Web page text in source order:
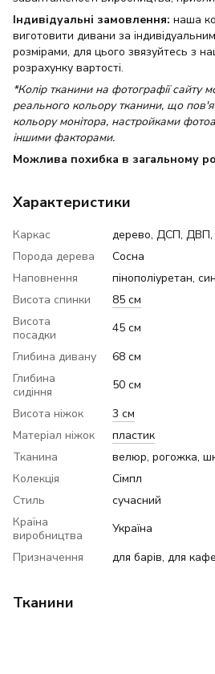
Індивідуальні замовлення: наша
виготовити дивани за
розмірами, для цього звязуйтесь з
розрахунку вартості.
*Колір тканини на фотографії сайту
реального кольору тканини, що
кольору монітора, настройками
іншими факторами.
Можлива похибка в загальному
Характеристики
Каркас
дерево, ДСП, ДВП,
Порода дерева
Сосна
Наповнення
пінополіуретан,
Висота спинки
85 см
Висота
посадки
45 см
Глибина дивану
68 см
Глибина
сидіння
50 см
Висота ніжок
3 см
Матеріал ніжок
пластик
Тканина
велюр, рогожка,
Колекція
Сімпл
Стиль
сучасний
Країна
виробництва
Україна
Призначення
для барів, для
Тканини